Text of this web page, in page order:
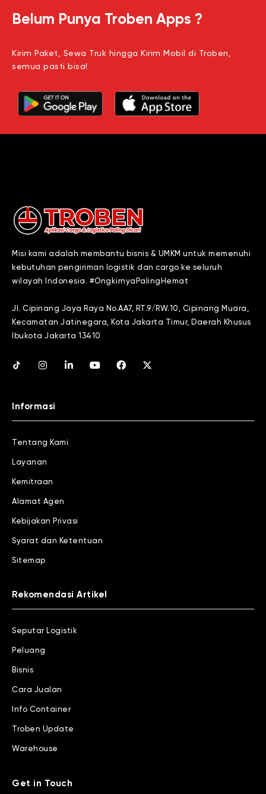
Belum Punya Troben Apps ?
Kirim Paket, Sewa Truk hingga Kirim Mobil di Troben,
semua pasti bisa!
Misi kami adalah membantu bisnis & UMKM untuk memenuhi
kebutuhan pengiriman logistik dan cargo ke seluruh
wilayah Indonesia. #OngkirnyaPalingHemat
Jl. Cipinang Jaya Raya No.AA7, RT.9/RW.10, Cipinang Muara,
Kecamatan Jatinegara, Kota Jakarta Timur, Daerah Khusus
Ibukota Jakarta 13410
Informasi
Tentang Kami
Layanan
Kemitraan
Alamat Agen
Kebijakan Privasi
Syarat dan Ketentuan
Sitemap
Rekomendasi Artikel
Seputar Logistik
Peluang
Bisnis
Cara Jualan
Info Container
Troben Update
Warehouse
Get in Touch